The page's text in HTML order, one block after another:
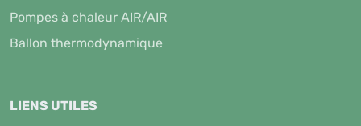
Pompes à chaleur AIR/AIR
Ballon thermodynamique
LIENS UTILES